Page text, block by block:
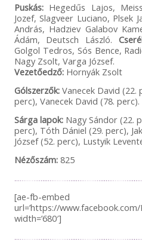
Puskás:Hegedűs Lajos,
Jozef, Slagveer Luciano, Plsek
András, Hadziev Galabov
Ádám, Deutsch László.
Golgol Tedros, Sós Bence,
Nagy Zsolt, Varga József.
Vezetőedző:Hornyák Zsolt
Gólszerzők:Vanecek David (22.
perc), Vanecek David (78. perc).
Sárga lapok:Nagy Sándor (22.
perc), Tóth Dániel (29. perc),
József (52. perc), Lustyik
Nézőszám:825
[ae-fb-embed
url=’https://www.facebook.com/
width=’680′]